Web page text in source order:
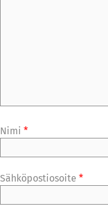
Nimi *
Sähköpostiosoite *